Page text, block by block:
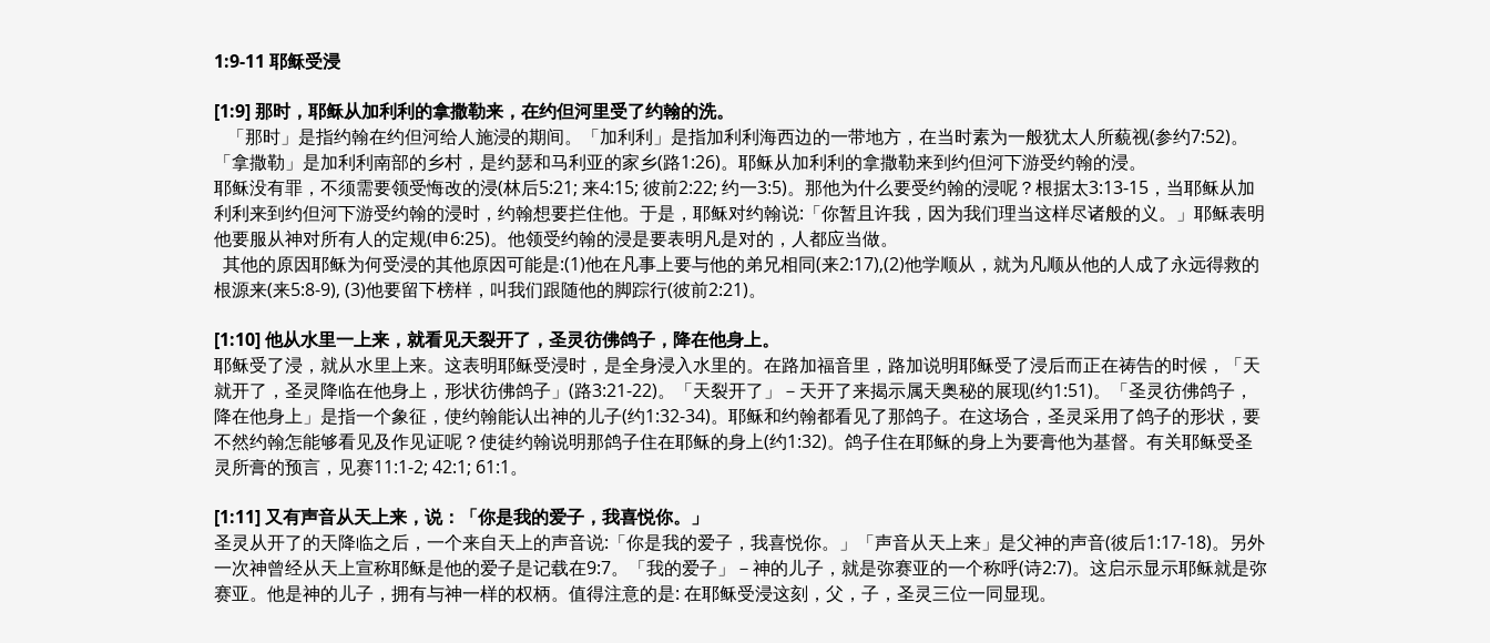
1:9-11 耶稣受浸
[1:9] 那时，耶稣从加利利的拿撒勒来，在约但河里受了约翰的洗。
「那时」是指约翰在约但河给人施浸的期间。「加利利」是指加利利海西边的一带地方，在当时素为一般犹太人所藐视(参约7:52)。
「拿撒勒」是加利利南部的乡村，是约瑟和马利亚的家乡(路1:26)。耶稣从加利利的拿撒勒来到约但河下游受约翰的浸。
耶稣没有罪，不须需要领受悔改的浸(林后5:21; 来4:15; 彼前2:22; 约一3:5)。那他为什么要受约翰的浸呢？根据太3:13-15，当耶稣从加
利利来到约但河下游受约翰的浸时，约翰想要拦住他。于是，耶稣对约翰说:「你暂且许我，因为我们理当这样尽诸般的义。」耶稣表明
他要服从神对所有人的定规(申6:25)。他领受约翰的浸是要表明凡是对的，人都应当做。
其他的原因耶稣为何受浸的其他原因可能是:(1)他在凡事上要与他的弟兄相同(来2:17),(2)他学顺从，就为凡顺从他的人成了永远得救的
根源来(来5:8-9), (3)他要留下榜样，叫我们跟随他的脚踪行(彼前2:21)。
[1:10] 他从水里一上来，就看见天裂开了，圣灵彷佛鸽子，降在他身上。
耶稣受了浸，就从水里上来。这表明耶稣受浸时，是全身浸入水里的。在路加福音里，路加说明耶稣受了浸后而正在祷告的时候，「天
就开了，圣灵降临在他身上，形状彷佛鸽子」(路3:21-22)。「天裂开了」－天开了来揭示属天奥秘的展现(约1:51)。「圣灵彷佛鸽子，
降在他身上」是指一个象征，使约翰能认出神的儿子(约1:32-34)。耶稣和约翰都看见了那鸽子。在这场合，圣灵采用了鸽子的形状，要
不然约翰怎能够看见及作见证呢？使徒约翰说明那鸽子住在耶稣的身上(约1:32)。鸽子住在耶稣的身上为要膏他为基督。有关耶稣受圣
灵所膏的预言，见赛11:1-2; 42:1; 61:1。
[1:11] 又有声音从天上来，说：「你是我的爱子，我喜悦你。」
圣灵从开了的天降临之后，一个来自天上的声音说:「你是我的爱子，我喜悦你。」「声音从天上来」是父神的声音(彼后1:17-18)。另外
一次神曾经从天上宣称耶稣是他的爱子是记载在9:7。「我的爱子」－神的儿子，就是弥赛亚的一个称呼(诗2:7)。这启示显示耶稣就是弥
赛亚。他是神的儿子，拥有与神一样的权柄。值得注意的是: 在耶稣受浸这刻，父，子，圣灵三位一同显现。